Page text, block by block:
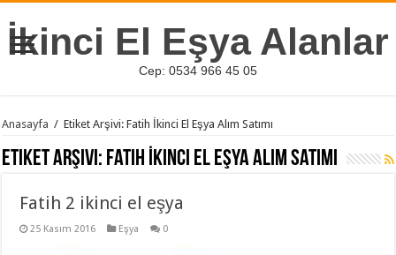
İkinci El Eşya Alanlar
Cep: 0534 966 45 05
Anasayfa / Etiket Arşivi: Fatih İkinci El Eşya Alım Satımı
Etiket Arşivi: Fatih İkinci El Eşya Alım Satımı
Fatih 2 ikinci el eşya
25 Kasım 2016 Eşya 0